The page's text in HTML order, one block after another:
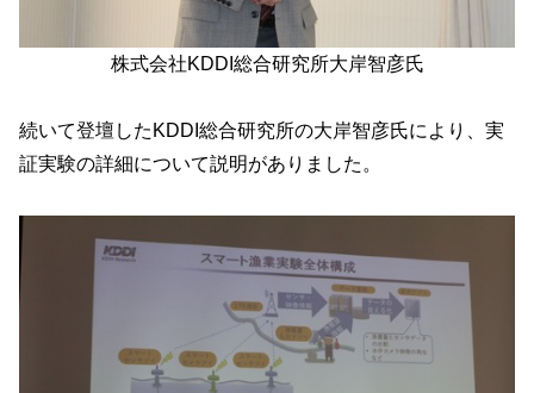
株式会社KDDI総合研究所大岸智彦氏
続いて登壇したKDDI総合研究所の大岸智彦氏により、実
証実験の詳細について説明がありました。